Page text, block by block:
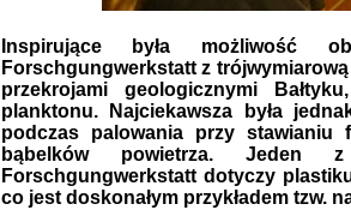
Inspirujące była możliwość
Forschgungwerkstatt z
przekrojami geologicznymi
planktonu. Najciekawsza była
podczas palowania przy stawianiu
bąbelków powietrza. Jeden
Forschgungwerkstatt dotyczy
co jest doskonałym przykładem tzw.